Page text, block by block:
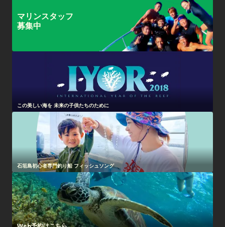
マリンスタッフ
募集中
この美しい海を 未来の子供たちのために
石垣島初心者専門釣り船 フィッシュソング